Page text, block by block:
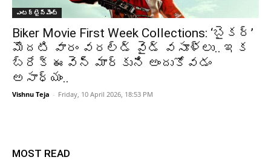
ఎంటర్టైన్మెంట్
Biker Movie First Week Collections: ‘బైకర్’
మొదటి వారం వరల్డ్ వైడ్ వసూళ్లు.. ఇక
బ్రేక్ ఈవెన్ మార్కుని అందుకోవడం
అసాధ్యం..
Vishnu Teja - Friday, 10 April 2026, 18:53 PM
MOST READ